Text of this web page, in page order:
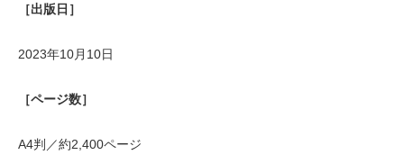
［出版日］
2023年10月10日
［ページ数］
A4判／約2,400ページ